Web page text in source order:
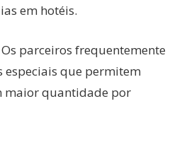
em hotéis.
Os parceiros frequentemente
especiais que permitem
maior quantidade por